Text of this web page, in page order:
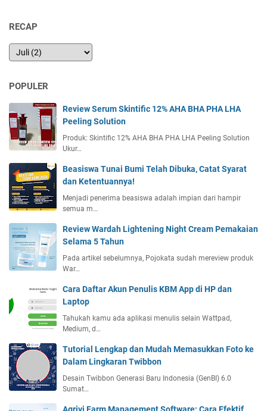
RECAP
POPULER
Review Serum Skintific 12% AHA BHA PHA LHA
Peeling Solution
Produk: Skintific 12% AHA BHA PHA LHA Peeling Solution
Ukur…
Beasiswa Tunai Bumi Telah Dibuka, Catat Syarat
dan Ketentuannya!
Menjadi penerima beasiswa adalah impian dari hampir
semua m…
Review Wardah Lightening Night Cream Pemakaian
Selama 5 Tahun
Pada artikel sebelumnya, Pojokata sudah mereview produk
War…
Cara Daftar Akun Penulis KBM App di HP dan
Laptop
Tahukah kamu ada aplikasi menulis selain Wattpad,
Medium, d…
Tutorial Lengkap dan Mudah Memasukkan Foto ke
Dalam Lingkaran Twibbon
Desain Twibbon Generasi Baru Indonesia (GenBI) 6.0
Sumat…